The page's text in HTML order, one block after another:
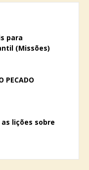
para
(Missões)
PECADO
lições sobre